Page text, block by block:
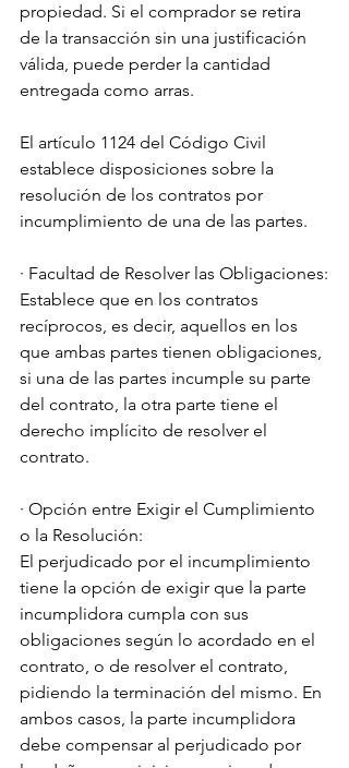
propiedad. Si el comprador se retira
de la transacción sin una justificación
válida, puede perder la cantidad
entregada como arras.
El artículo 1124 del Código Civil
establece disposiciones sobre la
resolución de los contratos por
incumplimiento de una de las partes.
· Facultad de Resolver las Obligaciones:
Establece que en los contratos
recíprocos, es decir, aquellos en los
que ambas partes tienen obligaciones,
si una de las partes incumple su parte
del contrato, la otra parte tiene el
derecho implícito de resolver el
contrato.
· Opción entre Exigir el Cumplimiento
o la Resolución:
El perjudicado por el incumplimiento
tiene la opción de exigir que la parte
incumplidora cumpla con sus
obligaciones según lo acordado en el
contrato, o de resolver el contrato,
pidiendo la terminación del mismo. En
ambos casos, la parte incumplidora
debe compensar al perjudicado por